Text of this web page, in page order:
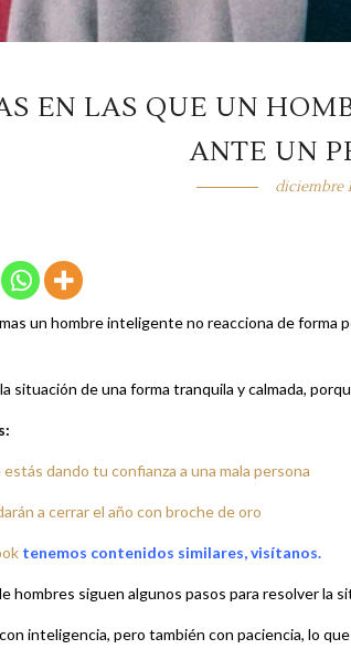
EN LAS QUE UN
ANTE UN
diciembre
un hombre inteligente no reacciona de
situación de una forma tranquila y calmada,
dando tu confianza a una mala persona
a cerrar el año con broche de oro
tenemos contenidos similares, visítanos.
hombres siguen algunos pasos para resolver la
inteligencia, pero también con paciencia, lo